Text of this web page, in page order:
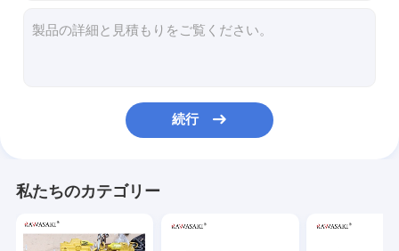
プロダクト
私達について
続行
私たちのカテゴリー